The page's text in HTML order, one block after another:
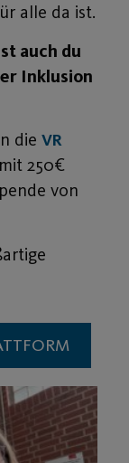
alle da ist.
auch du
Inklusion
die VR
250€
von